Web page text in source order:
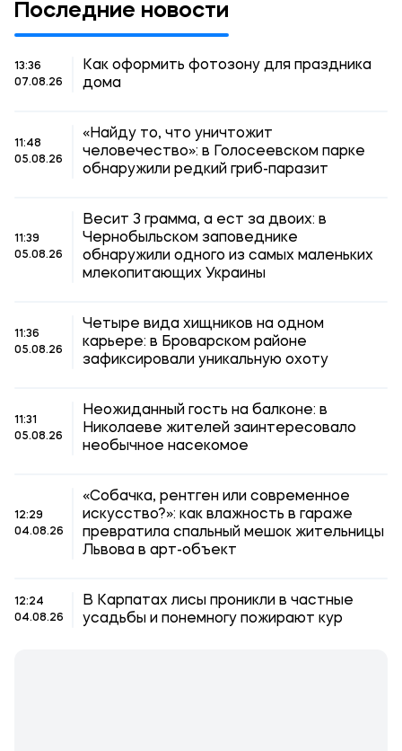
Последние новости
13:36
07.08.26
Как оформить фотозону для праздника
дома
11:48
05.08.26
«Найду то, что уничтожит
человечество»: в Голосеевском парке
обнаружили редкий гриб-паразит
11:39
05.08.26
Весит 3 грамма, а ест за двоих: в
Чернобыльском заповеднике
обнаружили одного из самых маленьких
млекопитающих Украины
11:36
05.08.26
Четыре вида хищников на одном
карьере: в Броварском районе
зафиксировали уникальную охоту
11:31
05.08.26
Неожиданный гость на балконе: в
Николаеве жителей заинтересовало
необычное насекомое
12:29
04.08.26
«Собачка, рентген или современное
искусство?»: как влажность в гараже
превратила спальный мешок жительницы
Львова в арт-объект
12:24
04.08.26
В Карпатах лисы проникли в частные
усадьбы и понемногу пожирают кур